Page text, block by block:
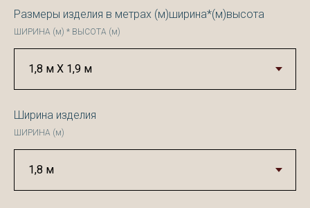
Размеры изделия в метрах (м)ширина*(м)высота
ШИРИНА (м) * ВЫСОТА (м)
Ширина изделия
ШИРИНА (м)